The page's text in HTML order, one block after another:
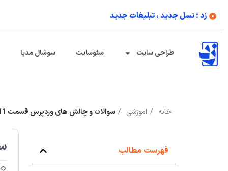
زد ؛ نسل جدید ، تبلیغات جدید
طراحی سایت سئوسایت سوشال مدیا
خانه اموزشی سوالات و چالش های وردپرس قسمت 11
فهرست مطالب